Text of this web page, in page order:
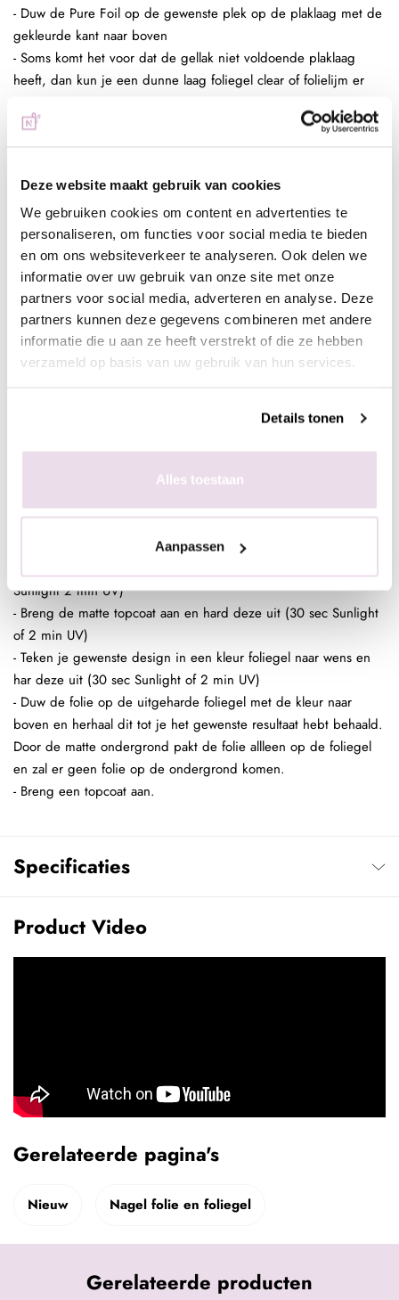
Deze website maakt gebruik van cookies
We gebruiken cookies om content en advertenties te
personaliseren, om functies voor social media te bieden
en om ons websiteverkeer te analyseren. Ook delen we
informatie over uw gebruik van onze site met onze
partners voor social media, adverteren en analyse. Deze
partners kunnen deze gegevens combineren met andere
informatie die u aan ze heeft verstrekt of die ze hebben
verzameld op basis van uw gebruik van hun services.
Details tonen
Alles toestaan
Aanpassen
- Duw de Pure Foil op de gewenste plek op de plaklaag met de
gekleurde kant naar boven
- Soms komt het voor dat de gellak niet voldoende plaklaag
heeft, dan kun je een dunne laag foliegel clear of folielijm er
- Trek de folie weer omhoog en herhaal dit tot je het resultaat
Full color nagel folie:
- Bereid de (kunst)nagel voor zoals gebruikelijk
- Breng een laag Be Jeweled Gelpolish, Urban Nails Colorgel of
Urban Nails Pro&Go no wipe aan en hard deze uit (30 sec
Sunlight 2 min UV)
- Breng een dunne strijklaag foliegel clear aan en hard deze uit
(30 sec Sunlight, 2 min UV) of folielijm en laat deze aan de
lucht drogen tot het volledig transparant is
- Duw de folie op de gewenste plek op de plaklaag van de
behaald. Door de sterke plaklaag van de foliegel zal de gehele
geen must maar wel handig.
- Breng een topcoat aan over je design.
Nagel Folie Design:
- Bereid de (kunst)nagel voor zoals gebruikelijk
- Breng een laag Be Jeweled Gelpolish, Urban Nails Colorgel of
Sunlight 2 min UV)
- Breng de matte topcoat aan en hard deze uit (30 sec Sunlight
of 2 min UV)
- Teken je gewenste design in een kleur foliegel naar wens en
har deze uit (30 sec Sunlight of 2 min UV)
- Duw de folie op de uitgeharde foliegel met de kleur naar
boven en herhaal dit tot je het gewenste resultaat hebt behaald.
Door de matte ondergrond pakt de folie allleen op de foliegel
en zal er geen folie op de ondergrond komen.
- Breng een topcoat aan.
Specificaties
Product Video
Gerelateerde pagina's
Nieuw Nagel folie en foliegel
Gerelateerde producten